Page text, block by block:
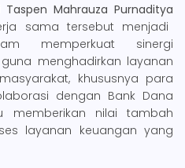
Taspen Mahrauza Purnaditya
sama tersebut menjadi
memperkuat sinergi
menghadirkan layanan
khususnya para
dengan Bank Dana
memberikan nilai tambah
layanan keuangan yang